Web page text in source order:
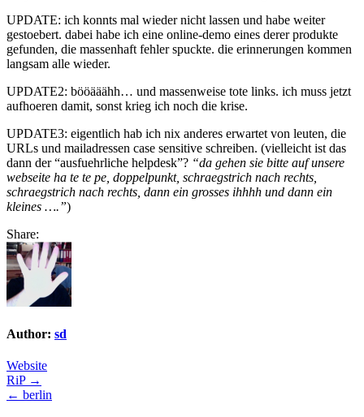
UPDATE: ich konnts mal wieder nicht lassen und habe weiter
gestoebert. dabei habe ich eine online-demo eines derer produkte
gefunden, die massenhaft fehler spuckte. die erinnerungen kommen
langsam alle wieder.
UPDATE2: bööääähh… und massenweise tote links. ich muss jetzt
aufhoeren damit, sonst krieg ich noch die krise.
UPDATE3: eigentlich hab ich nix anderes erwartet von leuten, die
URLs und mailadressen case sensitive schreiben. (vielleicht ist das
dann der “ausfuehrliche helpdesk”? “da gehen sie bitte auf unsere
webseite ha te te pe, doppelpunkt, schraegstrich nach rechts,
schraegstrich nach rechts, dann ein grosses ihhhh und dann ein
kleines ….”)
Share:
Author: sd
Website
Post
navigation
RiP →
← berlin